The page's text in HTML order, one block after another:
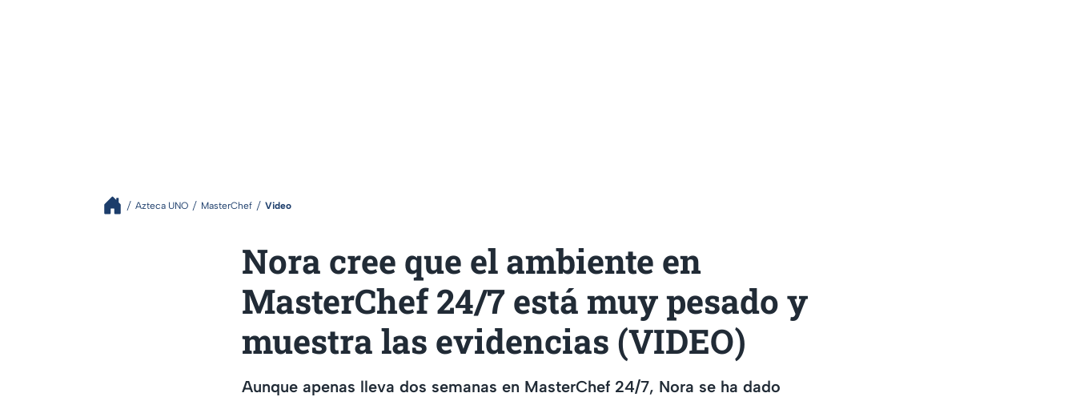
Azteca UNO MasterChef Video
Nora cree que el ambiente en
MasterChef 24/7 está muy pesado y
muestra las evidencias (VIDEO)
Aunque apenas lleva dos semanas en MasterChef 24/7, Nora se ha dado